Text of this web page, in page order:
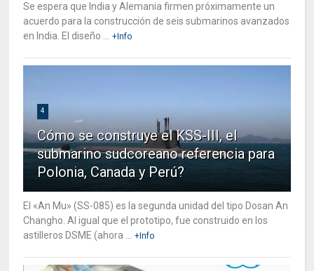
Se espera que India y Alemania firmen próximamente un
acuerdo para la construcción de seis submarinos avanzados
en India. El diseño ... +Info
4
Cómo se construye el KSS-III, el
submarino sudcoreano referencia para
Polonia, Canada y Perú?
El «An Mu» (SS-085) es la segunda unidad del tipo Dosan An
Changho. Al igual que el prototipo, fue construido en los
astilleros DSME (ahora ... +Info